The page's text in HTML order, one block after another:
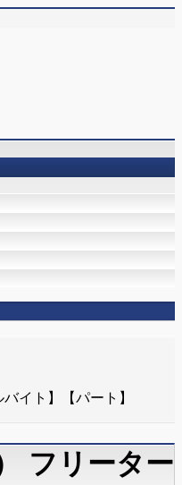
イト】【パート】
フリーター